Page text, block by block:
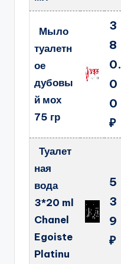
Мыло
туалетн
ое
дубовы
й мох
75 гр
3
8
0.
0
0
₽
Туалет
ная
вода
3*20 ml
Chanel
Egoiste
Platinu
5
3
9
₽